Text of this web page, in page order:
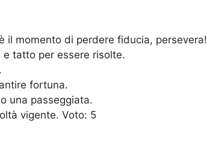
il momento di perdere fiducia, persevera!
tatto per essere risolte.
fortuna.
una passeggiata.
vigente. Voto: 5